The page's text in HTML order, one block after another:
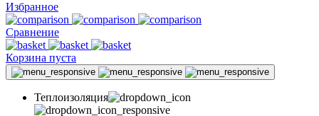
Избранное
Сравнение
Корзина пуста
Теплоизоляция